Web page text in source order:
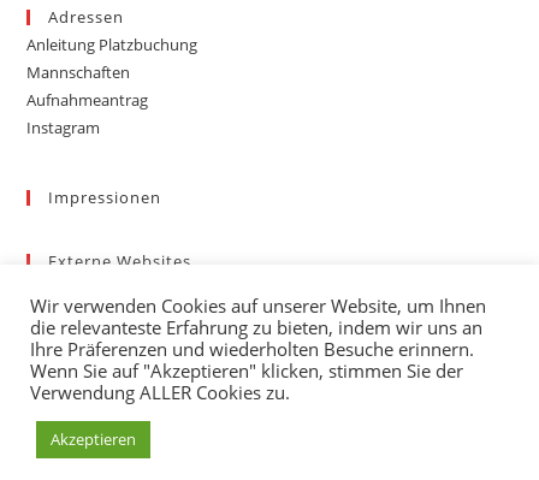
Adressen
Anleitung Platzbuchung
Mannschaften
Aufnahmeantrag
Instagram
Impressionen
Externe Websites
Gemeinde March
Wetter
mybigpoint
Wir verwenden Cookies auf unserer Website, um Ihnen
die relevanteste Erfahrung zu bieten, indem wir uns an
Ihre Präferenzen und wiederholten Besuche erinnern.
Wenn Sie auf "Akzeptieren" klicken, stimmen Sie der
Verwendung ALLER Cookies zu.
Akzeptieren